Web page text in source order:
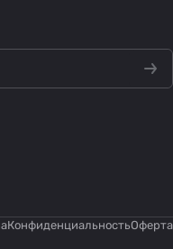
КонфиденциальностьОферта